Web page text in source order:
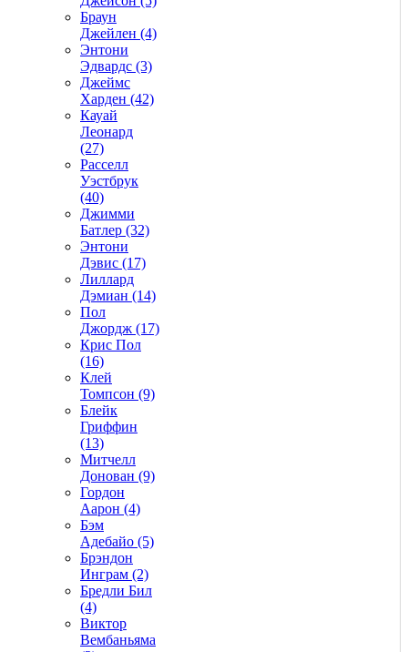
Браун
Джейлен (4)
Энтони
Эдвардс (3)
Джеймс
Харден (42)
Кауай
Леонард
(27)
Расселл
Уэстбрук
(40)
Джимми
Батлер (32)
Энтони
Дэвис (17)
Лиллард
Дэмиан (14)
Пол
Джордж (17)
Крис Пол
(16)
Клей
Томпсон (9)
Блейк
Гриффин
(13)
Митчелл
Донован (9)
Гордон
Аарон (4)
Бэм
Адебайо (5)
Брэндон
Инграм (2)
Бредли Бил
(4)
Виктор
Вембаньяма